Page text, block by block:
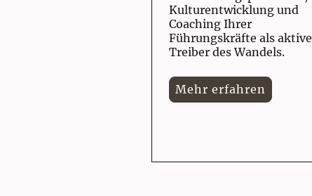
Kulturentwicklung und
Coaching Ihrer
Führungskräfte als aktive
Treiber des Wandels.
Mehr erfahren